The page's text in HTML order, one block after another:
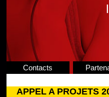
Contacts
APPEL A PROJETS